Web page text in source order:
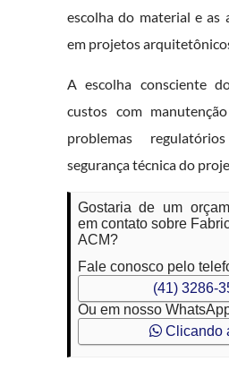
escolha do material e as
em projetos
A escolha consciente
custos com
problemas
segurança técnica do
Gostaria de um
em contato sobre
ACM?
Fale conosco pelo
(41) 3286-
Ou em nosso
Clicando